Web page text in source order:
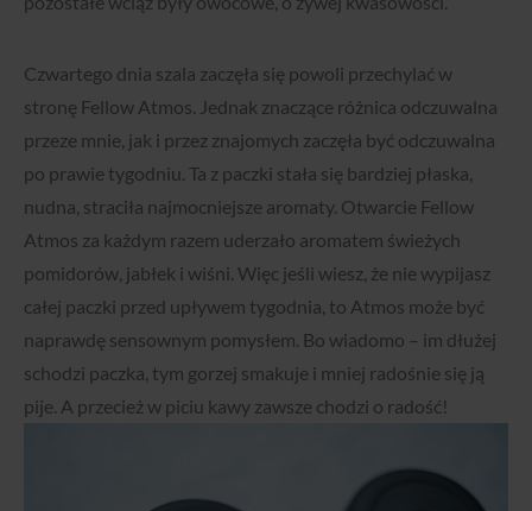
Czwartego dnia szala zaczęła się powoli przechylać w
stronę Fellow Atmos. Jednak znaczące różnica odczuwalna
przeze mnie, jak i przez znajomych zaczęła być odczuwalna
po prawie tygodniu. Ta z paczki stała się bardziej płaska,
nudna, straciła najmocniejsze aromaty. Otwarcie Fellow
Atmos za każdym razem uderzało aromatem świeżych
pomidorów, jabłek i wiśni. Więc jeśli wiesz, że nie wypijasz
całej paczki przed upływem tygodnia, to Atmos może być
naprawdę sensownym pomysłem. Bo wiadomo – im dłużej
schodzi paczka, tym gorzej smakuje i mniej radośnie się ją
pije. A przecież w piciu kawy zawsze chodzi o radość!